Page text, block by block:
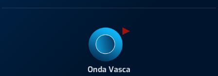
Onda Vasca